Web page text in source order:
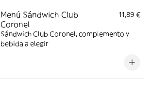
Menú Sándwich Club
Coronel
11,89 €
Sándwich Club Coronel, complemento y
bebida a elegir